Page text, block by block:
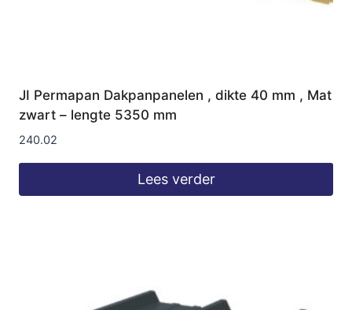
JI Permapan Dakpanpanelen , dikte 40 mm , Mat
zwart – lengte 5350 mm
240.02
Lees verder